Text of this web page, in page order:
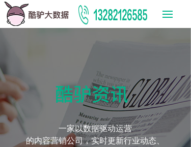
一家以数据驱动运营
的内容营销公司，实时更新行业动态、
酷驴资讯